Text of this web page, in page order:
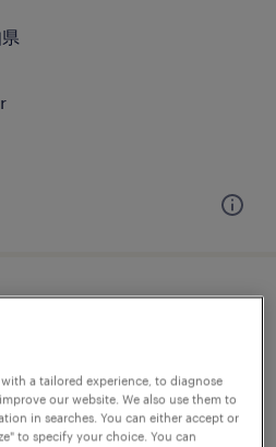
の個配・宅配・ルー
ック、準中型免許、中
a tailored experience, to diagnose
our website. We also use them to
in searches. You can either accept or
to specify your choice. You can